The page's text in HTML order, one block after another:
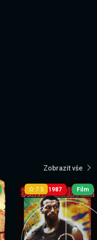
Zobrazit vše
1987
7.5 Film